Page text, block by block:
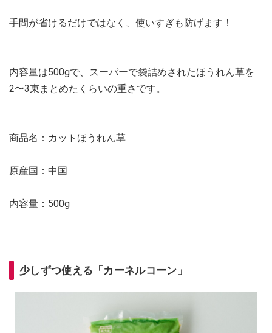
手間が省けるだけではなく、使いすぎも防げます！
内容量は500gで、スーパーで袋詰めされたほうれん草を
2〜3束まとめたくらいの重さです。
商品名：カットほうれん草
原産国：中国
内容量：500g
少しずつ使える「カーネルコーン」